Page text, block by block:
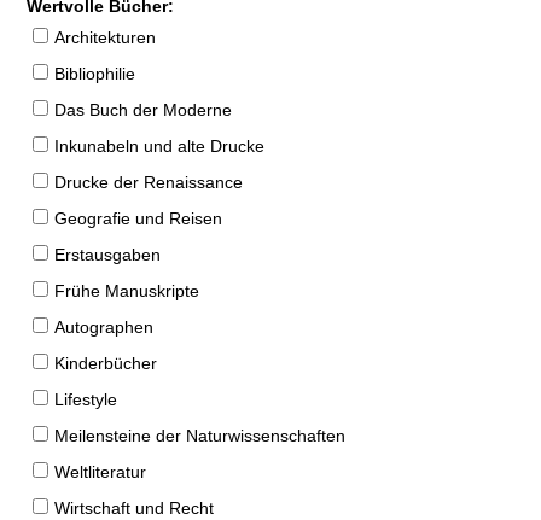
Wertvolle Bücher:
Architekturen
Bibliophilie
Das Buch der Moderne
Inkunabeln und alte Drucke
Drucke der Renaissance
Geografie und Reisen
Erstausgaben
Frühe Manuskripte
Autographen
Kinderbücher
Lifestyle
Meilensteine der Naturwissenschaften
Weltliteratur
Wirtschaft und Recht